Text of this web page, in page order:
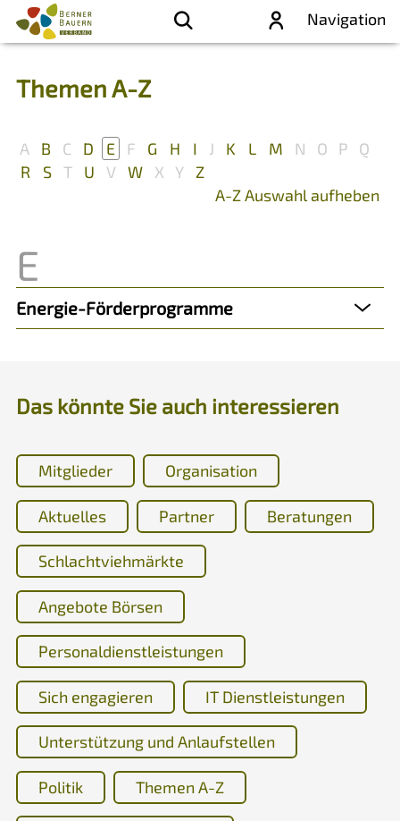
Navigation
Themen A-Z
A B C D E F G H I J K L M N O P
Q
R
S T U V W X Y
Z
A-Z Auswahl aufheben
Energie-Förderprogramme
Das könnte Sie auch interessieren
Mitglieder Organisation
Aktuelles Partner Beratungen
Schlachtviehmärkte
Angebote Börsen
Personaldienstleistungen
Sich engagieren IT Dienstleistungen
Unterstützung und Anlaufstellen
Politik Themen A-Z